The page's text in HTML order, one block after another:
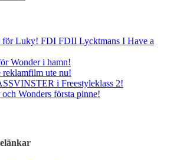
för Luky! FDI FDII Lycktmans I Have a
Wonder i hamn!
reklamfilm ute nu!
i Freestyleklass 2!
Wonders första pinne!